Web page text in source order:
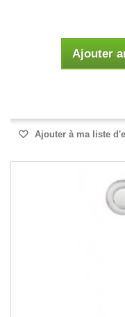
Ajouter
Ajouter à ma liste